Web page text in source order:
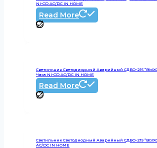
NI-CD AC/DC IN HOME
Read More
Светильник Светодиодный Аварийный СДБО-215
Часа NI-CD AC/DC IN HOME
Read More
Светильник Светодиодный Аварийный СДБО-215
AC/DC IN HOME